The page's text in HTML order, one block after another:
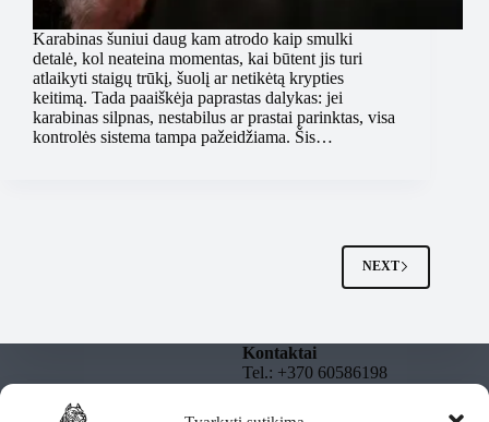
Karabinas šuniui daug kam atrodo kaip smulki
detalė, kol neateina momentas, kai būtent jis turi
atlaikyti staigų trūkį, šuolį ar netikėtą krypties
keitimą. Tada paaiškėja paprastas dalykas: jei
karabinas silpnas, nestabilus ar prastai parinktas, visa
kontrolės sistema tampa pažeidžiama. Šis…
NEXT
Kontaktai
Tel.: +370 60586198